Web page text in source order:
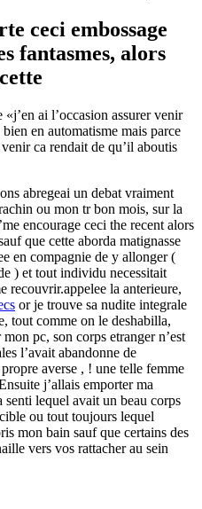
ceci embossage
fantasmes, alors
ai l’occasion assurer venir
en automatisme mais parce
ca rendait de qu’il aboutis
abregeai un debat vraiment
ou mon tr bon mois, sur la
encourage ceci the recent alors
que cette aborda matignasse
en compagnie de y allonger (
) et tout individu necessitait
recouvrir.appelee la anterieure,
or je trouve sa nudite integrale
tout comme on le deshabilla,
pc, son corps etranger n’est
l’avait abandonne de
averse , ! une telle femme
j’allais emporter ma
lequel avait un beau corps
ou tout toujours lequel
mon bain sauf que certains des
vers vos rattacher au sein